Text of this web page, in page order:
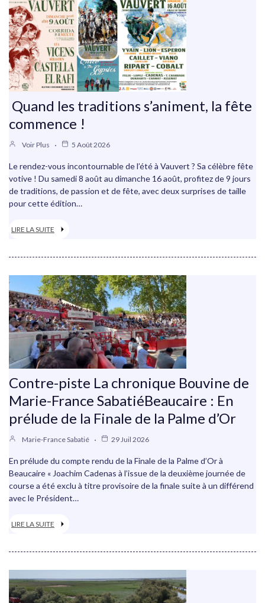
Quand les traditions s’animent, la fête
commence !
Voir Plus 5 Août 2026
Le rendez-vous incontournable de l’été à Vauvert ? Sa célèbre fête
votive ! Du samedi 8 août au dimanche 16 août, profitez de 9 jours
de traditions, de passion et de fête, avec deux surprises de taille
pour cette édition…
LIRE LA SUITE
Contre-piste La chronique Bouvine de
Marie-France SabatiéBeaucaire : En
prélude de la Finale de la Palme d’Or
Marie-France Sabatié 29 Juil 2026
En prélude du compte rendu de la Finale de la Palme d’Or à
Beaucaire « Joachim Cadenas à l’issue de la deuxième journée de
course a été exclu à titre provisoire de la finale suite à un différend
avec le Président…
LIRE LA SUITE